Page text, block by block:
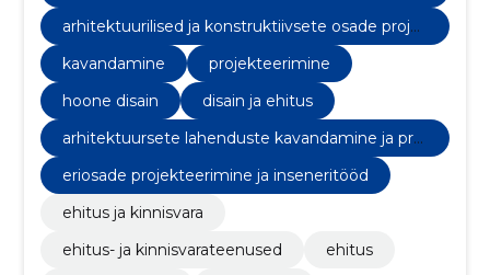
arhitektuurilised ja konstruktiivsete osade proje
kavandamine
projekteerimine
hoone disain
disain ja ehitus
arhitektuursete lahenduste kavandamine ja proj
eriosade projekteerimine ja inseneritööd
ehitus ja kinnisvara
ehitus- ja kinnisvarateenused
ehitus